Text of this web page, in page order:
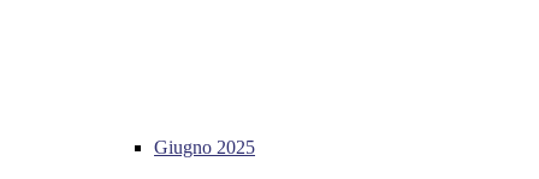
Giugno 2025